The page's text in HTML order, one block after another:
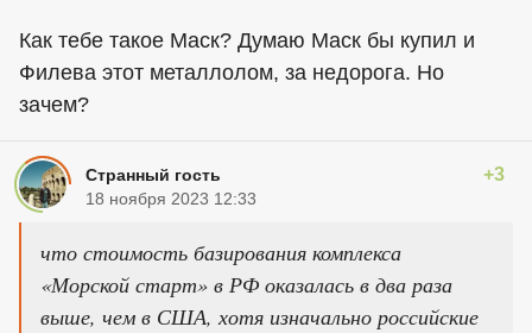
Как тебе такое Маск? Думаю Маск бы купил и
Филева этот металлолом, за недорога. Но
зачем?
Странный гость +3
18 ноября 2023 12:33
что стоимость базирования комплекса
«Морской старт» в РФ оказалась в два раза
выше, чем в США, хотя изначально российские